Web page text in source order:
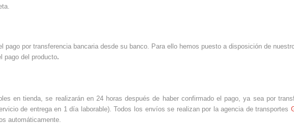
pago por transferencia bancaria desde su banco. Para ello hemos puesto a disposición de
pago del producto.
en tienda, se realizarán en 24 horas después de haber confirmado el pago, ya sea por
de entrega en 1 día laborable). Todos los envíos se realizan por la agencia de transportes
automáticamente.